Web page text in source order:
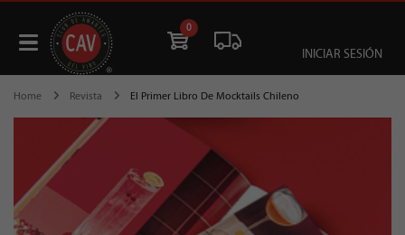
0
INICIAR SESIÓN
Home Revista El Primer Libro De Mocktails Chileno